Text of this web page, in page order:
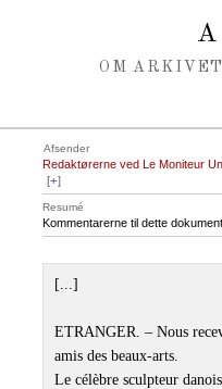
OM ARKIVET
Afsender
Redaktørerne ved Le Moniteur
[+]
Resumé
Kommentarerne til dette
[...]
ETRANGER. – Nous
amis des beaux-arts.
Le célèbre sculpteur